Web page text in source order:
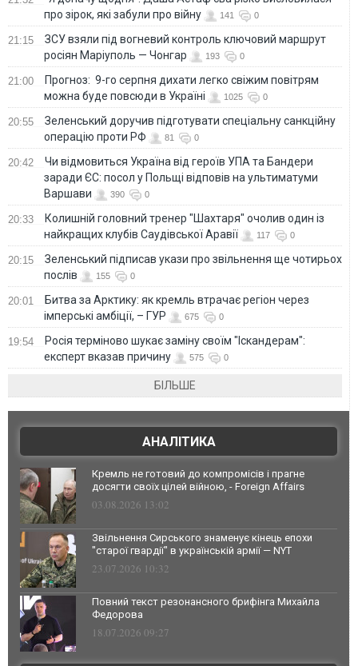
про зірок, які забули про війну
141 0
21:15
ЗСУ взяли під вогневий контроль ключовий маршрут
росіян Маріуполь — Чонгар
193 0
21:00
Прогноз: 9-го серпня дихати легко свіжим повітрям
можна буде повсюди в Україні
1025 0
20:55
Зеленський доручив підготувати спеціальну санкційну
операцію проти РФ
81 0
20:42
Чи відмовиться Україна від героїв УПА та Бандери
заради ЄС: посол у Польщі відповів на ультиматуми
Варшави
390 0
20:33
Колишній головний тренер "Шахтаря" очолив один із
найкращих клубів Саудівської Аравії
117 0
20:15
Зеленський підписав укази про звільнення ще чотирьох
послів
155 0
20:01
Битва за Арктику: як кремль втрачає регіон через
імперські амбіції, – ГУР
675 0
19:54
Росія терміново шукає заміну своїм "Іскандерам":
експерт вказав причину
575 0
БІЛЬШЕ
АНАЛІТИКА
Кремль не готовий до компромісів і прагне
досягти своїх цілей війною, - Foreign Affairs
03.08.2026 13:02
Звільнення Сирського знаменує кінець епохи
"старої гвардії" в українській армії — NYT
23.07.2026 10:32
Повний текст резонансного брифінга Михайла
Федорова
18.07.2026 09:27